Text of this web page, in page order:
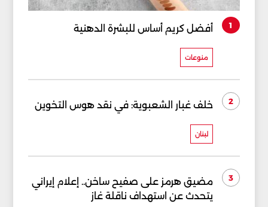
1 أفضل كريم أساس للبشرة الدهنية
منوعات
2 خلف غبار الشعبوية: في نقد هوس التخوين
لبنان
3
مضيق هرمز على صفيح ساخن.. إعلام إيراني
يتحدث عن استهداف ناقلة غاز